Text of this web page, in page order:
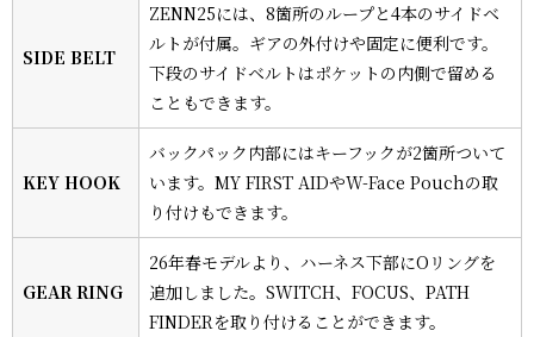
SIDE BELT
ZENN25には、8箇所のループと4本のサイドベ
ルトが付属。ギアの外付けや固定に便利です。
下段のサイドベルトはポケットの内側で留める
こともできます。
KEY HOOK
バックパック内部にはキーフックが2箇所ついて
います。MY FIRST AIDやW-Face Pouchの取
り付けもできます。
GEAR RING
26年春モデルより、ハーネス下部にOリングを
追加しました。SWITCH、FOCUS、PATH
FINDERを取り付けることができます。